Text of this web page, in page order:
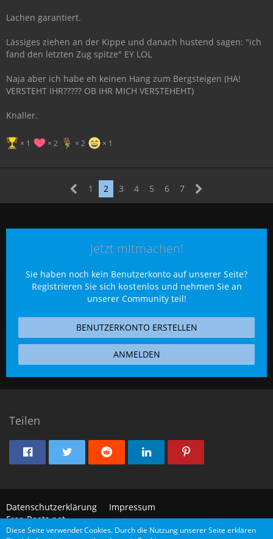
Lachen garantiert.
Lässiges ziehen an der Kippe und danach hustend sagen: "ich
fand den letzten Zug spitze" EY LOL
Naja aber ich habe eh keinen Hang zum Bergsteigen (HA!
VERSTEHT IHR????? OB IHR MICH VERSTEHEHT)
Knaller.
1 2 2 1
1 2 3 4 5 6 7
Jetzt mitmachen!
Sie haben noch kein Benutzerkonto auf unserer Seite?
Registrieren Sie sich kostenlosund nehmen Sie an
unserer Community teil!
BENUTZERKONTO ERSTELLEN
ANMELDEN
Teilen
Datenschutzerklärung
Impressum
Free-Beats.net
Diese Seite verwendet Cookies. Durch die Nutzung unserer Seite erklären